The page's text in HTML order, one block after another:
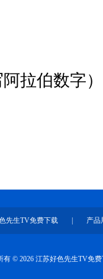
拉伯数字
先生TV免费下载 产品
有 © 2026 江苏好色先生TV免